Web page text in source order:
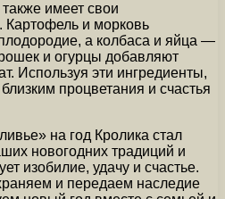
имеет свои
Картофель и морковь
а колбаса и яйца —
и огурцы добавляют
Используя эти ингредиенты,
процветания и счастья
на год Кролика стал
новогодних традиций и
изобилие, удачу и счастье.
и передаем наследие